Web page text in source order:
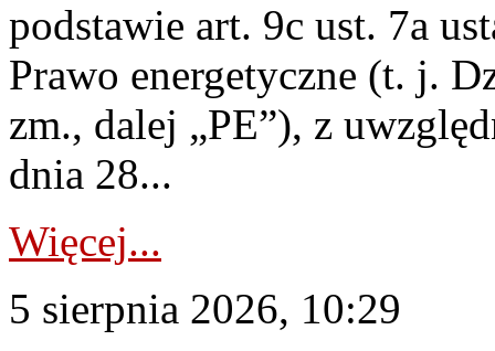
podstawie art. 9c ust. 7a
Prawo energetyczne (t. j.
zm., dalej „PE”), z
dnia 28...
Więcej...
5 sierpnia 2026, 10:29